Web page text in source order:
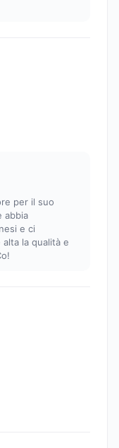
per il suo
abbia
e ci
la qualità e